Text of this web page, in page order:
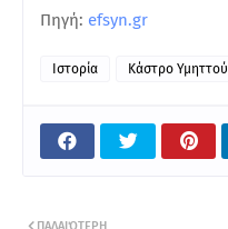
Πηγή: efsyn.gr
Ιστορία Κάστρο Υμηττού
ΠΑΛΑΙΌΤΕΡΗ